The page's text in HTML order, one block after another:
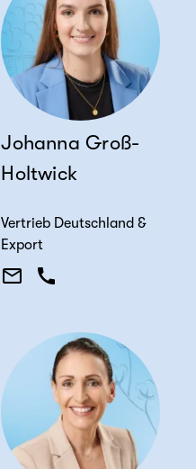
Johanna Groß-
Holtwick
Vertrieb Deutschland &
Export